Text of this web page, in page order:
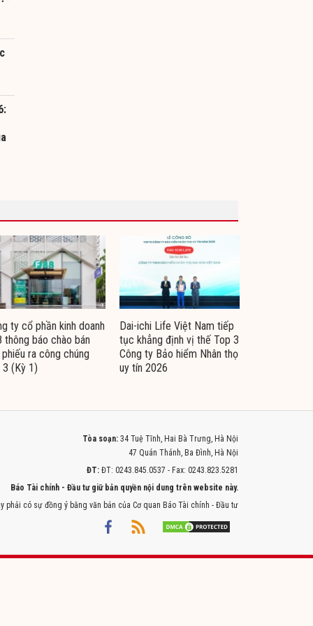
ty cổ phần kinh doanh
thông báo chào bán
ra công chúng
(Kỳ 1)
Dai-ichi Life Việt Nam tiếp
tục khẳng định vị thế Top 3
Công ty Bảo hiểm Nhân thọ
uy tín 2026
Tòa soạn: 34 Tuệ Tĩnh, Hai Bà Trưng, Hà Nội
47 Quán Thánh, Ba Đình, Hà Nội
ĐT: ĐT: 0243.845.0537 - Fax: 0243.823.5281
Báo Tài chính - Đầu tư giữ bản quyền nội dung trên website này.
có sự đồng ý bằng văn bản của Cơ quan Báo Tài chính - Đầu tư